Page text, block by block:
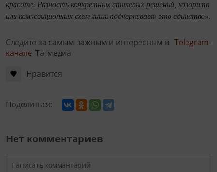
красоте. Разность конкретных стилевых решений, колорита
или композиционных схем лишь подчеркивает это единство».
Следите за самым важным и интересным в Telegram-
канале Татмедиа
Нравится
Поделиться:
Нет комментариев